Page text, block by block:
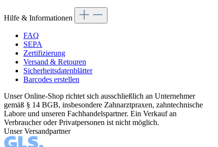
Hilfe & Informationen
FAQ
SEPA
Zertifizierung
Versand & Retouren
Sicherheitsdatenblätter
Barcodes erstellen
Unser Online-Shop richtet sich ausschließlich an Unternehmer
gemäß § 14 BGB, insbesondere Zahnarztpraxen, zahntechnische
Labore und unseren Fachhandelspartner. Ein Verkauf an
Verbraucher oder Privatpersonen ist nicht möglich.
Unser Versandpartner